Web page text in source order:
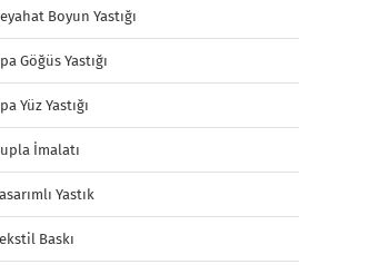
Boyun Yastığı
Göğüs Yastığı
Yüz Yastığı
İmalatı
Yastık
Baskı